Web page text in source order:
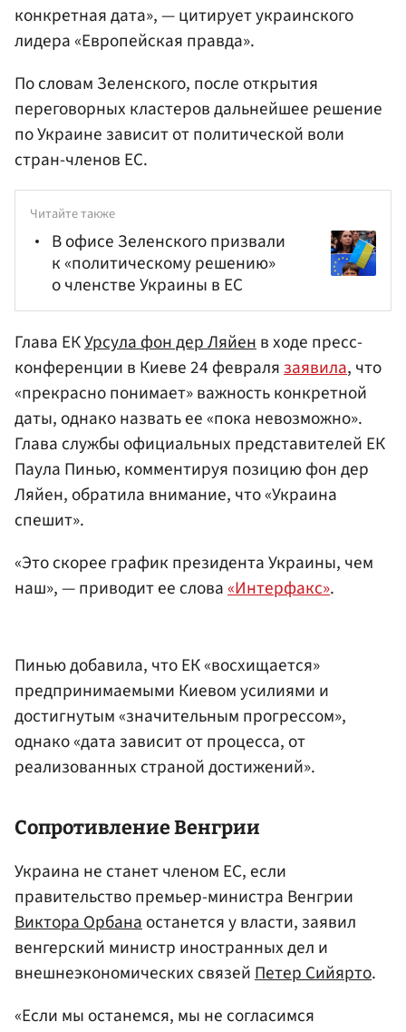
конкретная дата», — цитирует украинского
лидера «Европейская правда».
По словам Зеленского, после открытия
переговорных кластеров дальнейшее решение
по Украине зависит от политической воли
стран-членов ЕС.
Читайте также
В офисе Зеленского призвали
к «политическому решению»
о членстве Украины в ЕС
Глава ЕКУрсула фон дер Ляйенв ходе пресс-
конференции в Киеве 24 февралязаявила, что
«прекрасно понимает» важность конкретной
даты, однако назвать ее «пока невозможно».
Глава службы официальных представителей ЕК
Паула Пинью, комментируя позицию фон дер
Ляйен, обратила внимание, что «Украина
спешит».
«Это скорее график президента Украины, чем
наш», — приводит ее слова«Интерфакс».
Пинью добавила, что ЕК «восхищается»
предпринимаемыми Киевом усилиями и
достигнутым «значительным прогрессом»,
однако «дата зависит от процесса, от
реализованных страной достижений».
Сопротивление Венгрии
Украина не станет членом ЕС, если
правительство премьер-министра Венгрии
Виктора Орбанаостанется у власти, заявил
венгерский министр иностранных дел и
внешнеэкономических связейПетер Сийярто.
«Если мы останемся, мы не согласимся